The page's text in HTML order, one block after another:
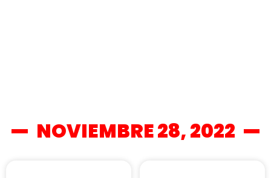
NOVIEMBRE 28, 2022